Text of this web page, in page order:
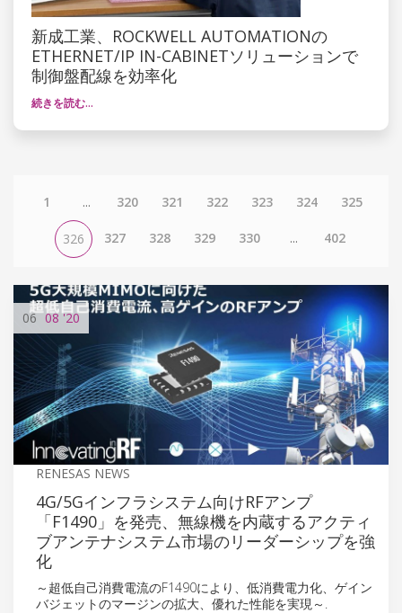
新成工業、ROCKWELL AUTOMATIONの
ETHERNET/IP IN-CABINETソリューションで
制御盤配線を効率化
続きを読む…
1 ... 320 321 322 323 324 325
326 327 328 329 330 ... 402
06 08'20
RENESAS NEWS
4G/5Gインフラシステム向けRFアンプ
「F1490」を発売、無線機を内蔵するアクティ
ブアンテナシステム市場のリーダーシップを強
化
～超低自己消費電流のF1490により、低消費電力化、ゲイン
バジェットのマージンの拡大、優れた性能を実現～.